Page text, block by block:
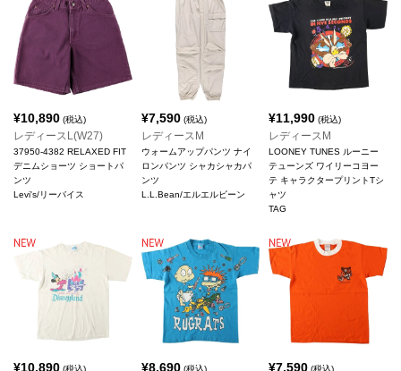
¥10,890 (税込)
レディースL(W27)
37950-4382 RELAXED FIT
デニムショーツ ショートパ
ンツ
Levi's/リーバイス
¥7,590(税込)
レディースM
ウォームアップパンツ ナイ
ロンパンツ シャカシャカパ
ンツ
L.L.Bean/エルエルビーン
¥11,990 (税込)
レディースM
LOONEY TUNES ルーニー
テューンズ ワイリーコヨー
テ キャラクタープリントTシ
ャツ
TAG
¥10,890 (税込) ¥8,690(税込) ¥7,590 (税込)